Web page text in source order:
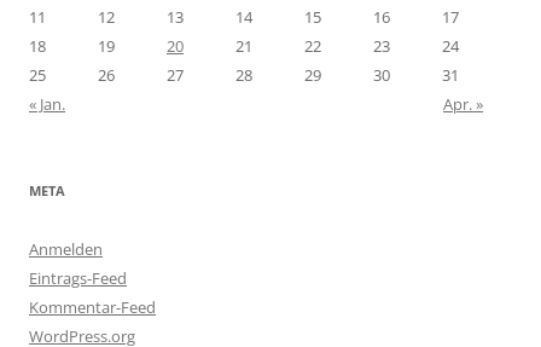
11
12 13 14 15 16
17
18
19 20 21 22 23
24
25
26 27 28 29 30
31
« Jan.
Apr. »
META
Anmelden
Eintrags-Feed
Kommentar-Feed
WordPress.org